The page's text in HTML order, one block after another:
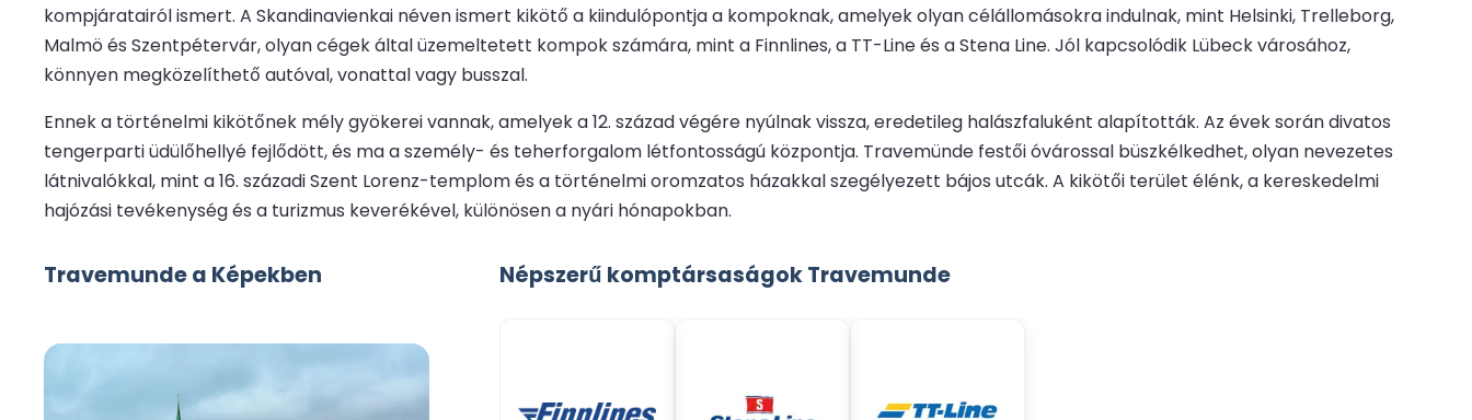
kompjáratairól ismert. A Skandinavienkai néven ismert kikötő a kiindulópontja a kompoknak, amelyek olyan célállomásokra indulnak, mint Helsinki, Trelleborg,
Malmö és Szentpétervár, olyan cégek által üzemeltetett kompok számára, mint a Finnlines, a TT-Line és a Stena Line. Jól kapcsolódik Lübeck városához,
könnyen megközelíthető autóval, vonattal vagy busszal.
Ennek a történelmi kikötőnek mély gyökerei vannak, amelyek a 12. század végére nyúlnak vissza, eredetileg halászfaluként alapították. Az évek során divatos
tengerparti üdülőhellyé fejlődött, és ma a személy- és teherforgalom létfontosságú központja. Travemünde festői óvárossal büszkélkedhet, olyan nevezetes
látnivalókkal, mint a 16. századi Szent Lorenz-templom és a történelmi oromzatos házakkal szegélyezett bájos utcák. A kikötői terület élénk, a kereskedelmi
hajózási tevékenység és a turizmus keverékével, különösen a nyári hónapokban.
Travemunde a Képekben Népszerű komptársaságok Travemunde